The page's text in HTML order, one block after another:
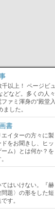
以上！ ページビュ
どなど。多くの人々
ァミ渾身の“殿堂入
した。
書
イターの方々に製
をお聞きし、ヒッ
ーム）とは何か？を
てはいけない。『赫
題〉の形をした短
す。